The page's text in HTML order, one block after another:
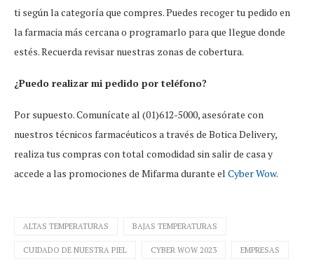
ti según la categoría que compres. Puedes recoger tu pedido en
la farmacia más cercana o programarlo para que llegue donde
estés. Recuerda revisar nuestras zonas de cobertura.
¿Puedo realizar mi pedido por teléfono?
Por supuesto. Comunícate al (01)612-5000, asesórate con
nuestros técnicos farmacéuticos a través de Botica Delivery,
realiza tus compras con total comodidad sin salir de casa y
accede a las promociones de Mifarma durante el Cyber Wow.
ALTAS TEMPERATURAS BAJAS TEMPERATURAS
CUIDADO DE NUESTRA PIEL CYBER WOW 2023 EMPRESAS